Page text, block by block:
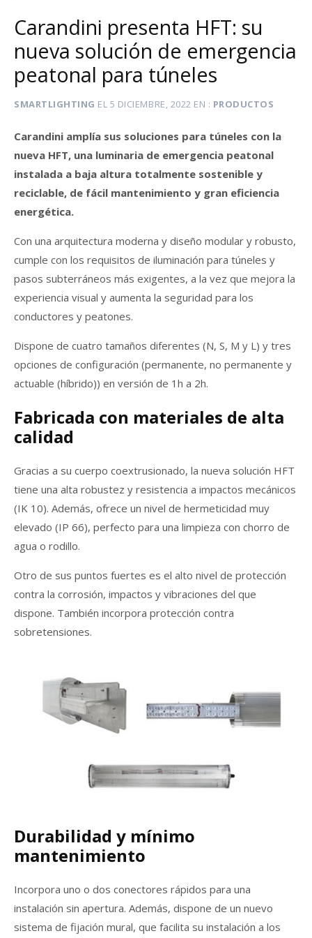
Carandini presenta HFT: su
nueva solución de emergencia
peatonal para túneles
SMARTLIGHTING EL 5 DICIEMBRE, 2022 EN PRODUCTOS
Carandini amplía sus soluciones para túneles con la
nueva HFT, una luminaria de emergencia peatonal
instalada a baja altura totalmente sostenible y
reciclable, de fácil mantenimiento y gran eficiencia
energética.
Con una arquitectura moderna y diseño modular y robusto,
cumple con los requisitos de iluminación para túneles y
pasos subterráneos más exigentes, a la vez que mejora la
experiencia visual y aumenta la seguridad para los
conductores y peatones.
Dispone de cuatro tamaños diferentes (N, S, M y L) y tres
opciones de configuración (permanente, no permanente y
actuable (híbrido)) en versión de 1h a 2h.
Fabricada con materiales de alta
calidad
Gracias a su cuerpo coextrusionado, la nueva solución HFT
tiene una alta robustez y resistencia a impactos mecánicos
(IK 10). Además, ofrece un nivel de hermeticidad muy
elevado (IP 66), perfecto para una limpieza con chorro de
agua o rodillo.
Otro de sus puntos fuertes es el alto nivel de protección
contra la corrosión, impactos y vibraciones del que
dispone. También incorpora protección contra
sobretensiones.
Durabilidad y mínimo
mantenimiento
Incorpora uno o dos conectores rápidos para una
instalación sin apertura. Además, dispone de un nuevo
sistema de fijación mural, que facilita su instalación a los